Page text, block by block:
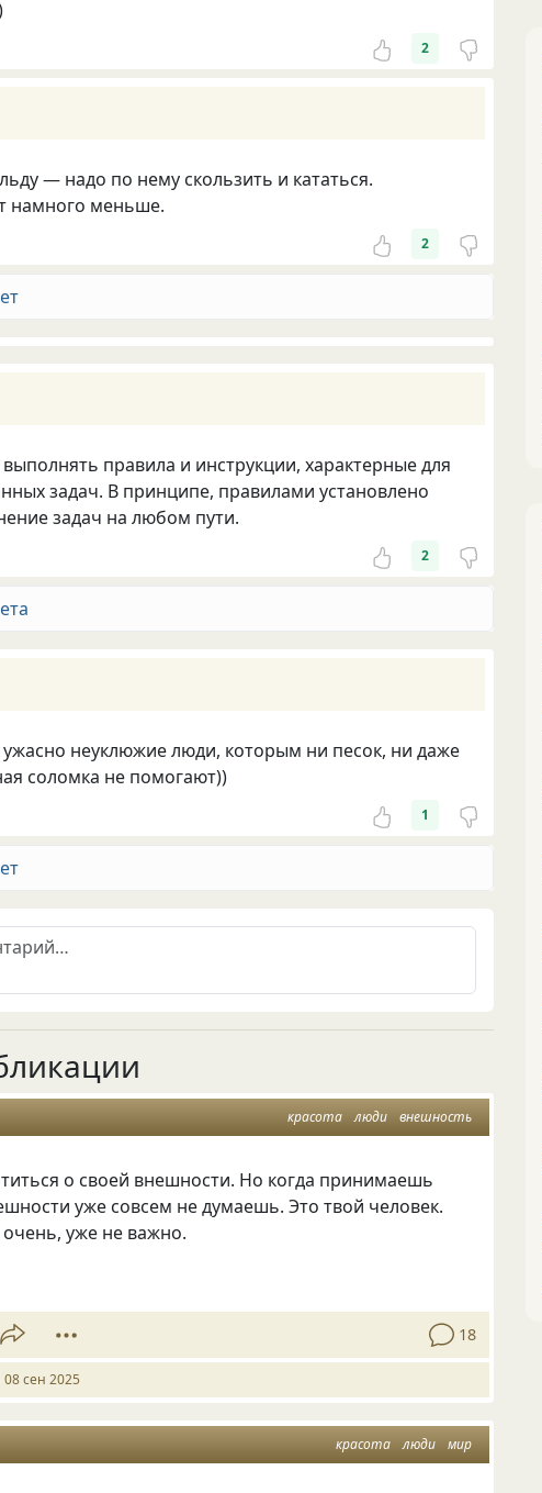
2
— надо по нему скользить и кататься.
намного меньше.
2
правила и инструкции, характерные для
задач. В принципе, правилами установлено
задач на любом пути.
2
ужасно неуклюжие люди, которым ни песок, ни даже
соломка не помогают))
1
красота люди внешность
о своей внешности. Но когда принимаешь
уже совсем не думаешь. Это твой человек.
уже не важно.
18
08 сен 2025
красота люди мир